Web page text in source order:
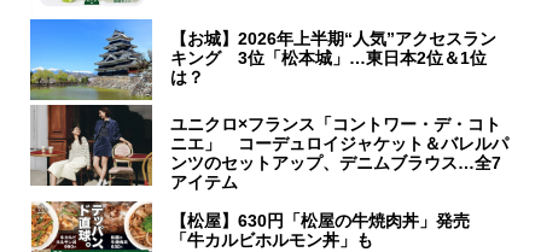
【お城】2026年上半期“人気”アクセスラン
キング 3位「松本城」…東日本2位＆1位
は？
ユニクロ×フランス「コントワー・デ・コト
ニエ」 コーデュロイジャケット＆バレルパ
ンツのセットアップ、デニムブラウス…全7
アイテム
【松屋】630円「松屋の牛焼肉丼」発売
「牛カルビホルモン丼」も